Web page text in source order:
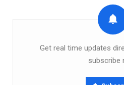
Get real time updates
subscribe